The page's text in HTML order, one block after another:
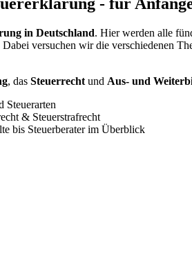
in Deutschland. Hier werden alle
versuchen wir die verschiedenen
, das Steuerrecht und Aus- und
Steuerarten
& Steuerstrafrecht
bis Steuerberater im Überblick